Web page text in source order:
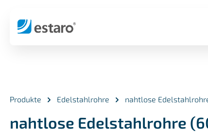
Produkte Edelstahlrohre nahtlose
nahtlose Edelstahlrohre